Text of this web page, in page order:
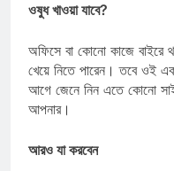
ওষুধ খাওয়া যাবে?
অফিসে বা কোনো কাজে বাইরে
খেয়ে নিতে পারেন। তবে ওই
আগে জেনে নিন এতে কোনো
আপনার।
আরও যা করবেন